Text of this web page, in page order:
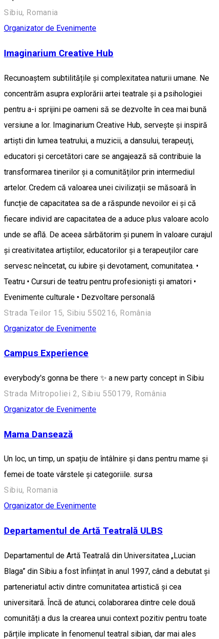
Sibiu, Romania
Organizator de Evenimente
Imaginarium Creative Hub
Recunoaștem subtilitățile și complexitatea naturii umane. Ne
concentrăm asupra explorării artei teatrale și a psihologiei
pentru a-i sprijini pe oameni să se dezvolte în cea mai bună
versiune a lor. Imaginarium Creative Hub, servește și inspiră
artiști din lumea teatrului, a muzicii, a dansului, terapeuți,
educatori și cercetători care se angajează să contribuie la
transformarea tinerilor și a comunităților prin intermediul
artelor. Credem că valoarea unei civilizații se măsoară în
funcție de capacitatea sa de a răspunde nevoilor ei și că
fiecare individ are capacitatea de a aduce plus valoare acolo
unde se află. De aceea sărbătorim și punem în valoare curajul
și creativitatea artiștilor, educatorilor și a terapeuților care
servesc neîncetat, cu iubire și devotament, comunitatea. •
Teatru • Cursuri de teatru pentru profesioniști și amatori •
Evenimente culturale • Dezvoltare personală
Strada Teilor 15, Sibiu 550216, România
Organizator de Evenimente
Campus Experience
everybody's gonna be there ✨ a new party concept in Sibiu
Strada Mitropoliei 2, Sibiu 550179, România
Organizator de Evenimente
Mama Dansează
Un loc, un timp, un spațiu de întâlnire și dans pentru mame și
femei de toate vârstele și categoriile. sursa
Sibiu, Romania
Organizator de Evenimente
Departamentul de Artă Teatrală ULBS
Departamentul de Artă Teatrală din Universitatea „Lucian
Blaga” din Sibiu a fost înființat în anul 1997, când a debutat și
parteneriatul activ dintre comunitatea artistică și cea
universitară. Încă de atunci, colaborarea dintre cele două
comunități a dus la crearea unui context pozitiv pentru toate
părțile implicate în fenomenul teatral sibian, dar mai ales